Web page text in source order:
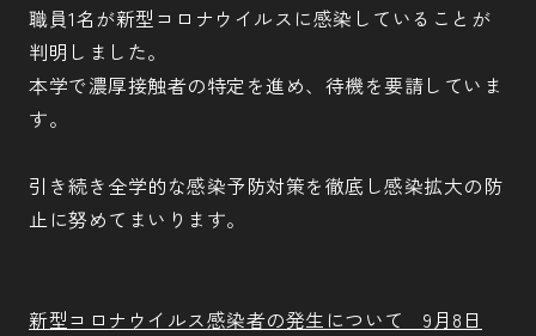
職員1名が新型コロナウイルスに感染していることが
判明しました。
本学で濃厚接触者の特定を進め、待機を要請していま
す。
引き続き全学的な感染予防対策を徹底し感染拡大の防
止に努めてまいります。
新型コロナウイルス感染者の発生について 9月8日